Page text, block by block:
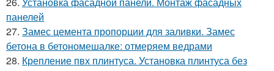
панелей
27. Замес цемента пропорции для заливки. Замес
бетона в бетономешалке: отмеряем ведрами
28. Крепление пвх плинтуса. Установка плинтуса без